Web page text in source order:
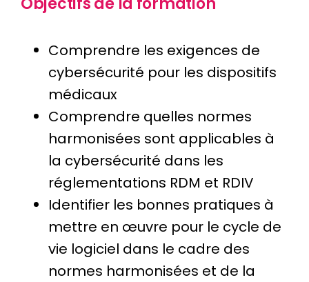
Comprendre les exigences de
cybersécurité pour les dispositifs
médicaux
Comprendre quelles normes
harmonisées sont applicables à
la cybersécurité dans les
réglementations RDM et RDIV
Identifier les bonnes pratiques à
mettre en œuvre pour le cycle de
vie logiciel dans le cadre des
normes harmonisées et de la